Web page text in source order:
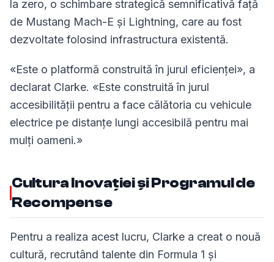
la zero, o schimbare strategică semnificativă față
de Mustang Mach-E și Lightning, care au fost
dezvoltate folosind infrastructura existentă.
«Este o platformă construită în jurul eficienței», a
declarat Clarke. «Este construită în jurul
accesibilității pentru a face călătoria cu vehicule
electrice pe distanțe lungi accesibilă pentru mai
mulți oameni.»
Cultura Inovației și Programul de
Recompense
Pentru a realiza acest lucru, Clarke a creat o nouă
cultură, recrutând talente din Formula 1 și